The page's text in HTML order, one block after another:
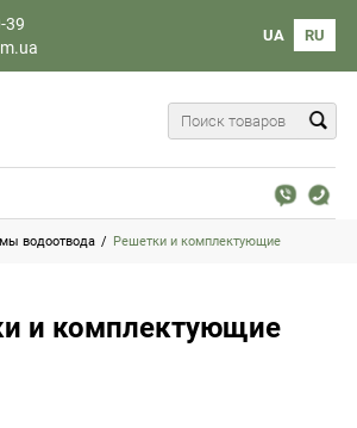
39
UA RU
водоотвода / Решетки и комплектующие
и комплектующие